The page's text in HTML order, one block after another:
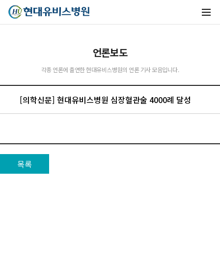
언론보도
각종 언론에 출연한 현대유비스병원의 언론 기사 모음입니다.
[의학신문] 현대유비스병원 심장혈관술 4000례 달성
목록
실시간 안내중